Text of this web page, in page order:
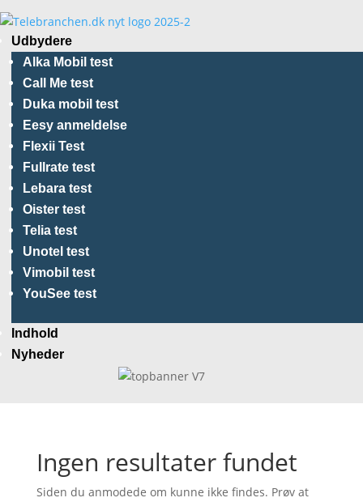
Udbydere
Alka Mobil test
Call Me test
Duka mobil test
Eesy anmeldelse
Flexii Test
Fullrate test
Lebara test
Oister test
Telia test
Unotel test
Vimobil test
YouSee test
Indhold
Nyheder
Ingen resultater fundet
Siden du anmodede om kunne ikke findes. Prøv at